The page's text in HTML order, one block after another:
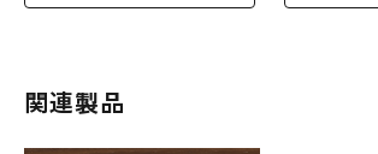
関連製品